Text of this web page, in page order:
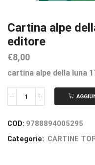
Cartina alpe
editore
€8,00
cartina alpe della luna
COD: 9788894005295
Categorie: CARTINE